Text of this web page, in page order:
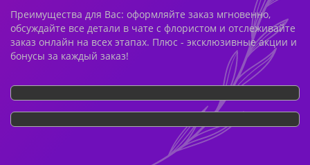
Преимущества для Вас: оформляйте заказ мгновенно,
обсуждайте все детали в чате с флористом и отслеживайте
заказ онлайн на всех этапах. Плюс - эксклюзивные акции и
бонусы за каждый заказ!